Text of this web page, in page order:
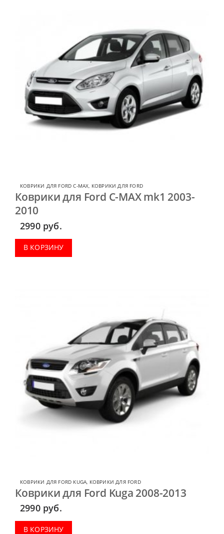
КОВРИКИ ДЛЯ FORD C-MAX, КОВРИКИ ДЛЯ FORD
Коврики для Ford C-MAX mk1 2003-
2010
2990 руб.
В КОРЗИНУ
КОВРИКИ ДЛЯ FORD KUGA КОВРИКИ ДЛЯ FORD
Коврики для Ford Kuga 2008-2013
2990 руб.
В КОРЗИНУ